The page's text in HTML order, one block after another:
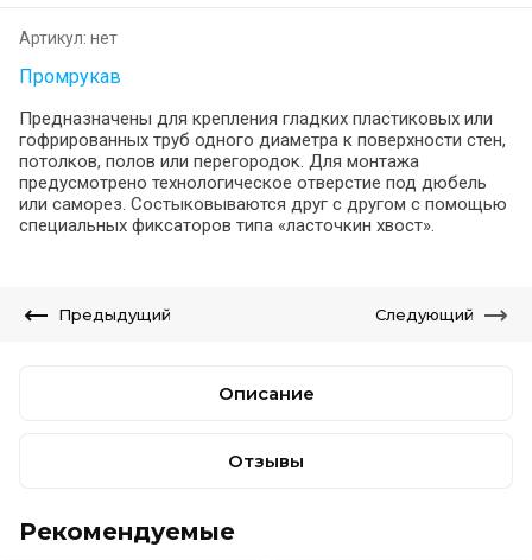
Артикул: нет
Промрукав
Предназначены для крепления гладких пластиковых или
гофрированных труб одного диаметра к поверхности стен,
потолков, полов или перегородок. Для монтажа
предусмотрено технологическое отверстие под дюбель
или саморез. Состыковываются друг с другом с помощью
специальных фиксаторов типа «ласточкин хвост».
Предыдущий Следующий
Описание
Отзывы
Рекомендуемые